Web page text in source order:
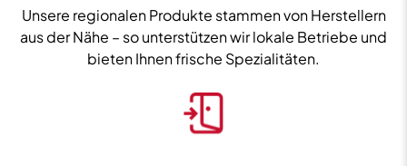
Unsere regionalen Produkte stammen von Herstellern
aus der Nähe – so unterstützen wir lokale Betriebe und
bieten Ihnen frische Spezialitäten.